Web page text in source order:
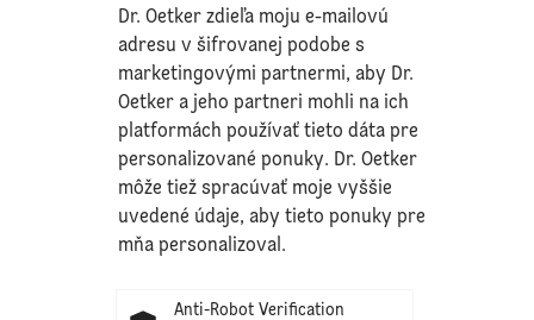
Dr. Oetker zdieľa moju e-mailovú
adresu v šifrovanej podobe s
marketingovými partnermi, aby Dr.
Oetker a jeho partneri mohli na ich
platformách používať tieto dáta pre
personalizované ponuky. Dr. Oetker
môže tiež spracúvať moje vyššie
uvedené údaje, aby tieto ponuky pre
mňa personalizoval.
Anti-Robot Verification